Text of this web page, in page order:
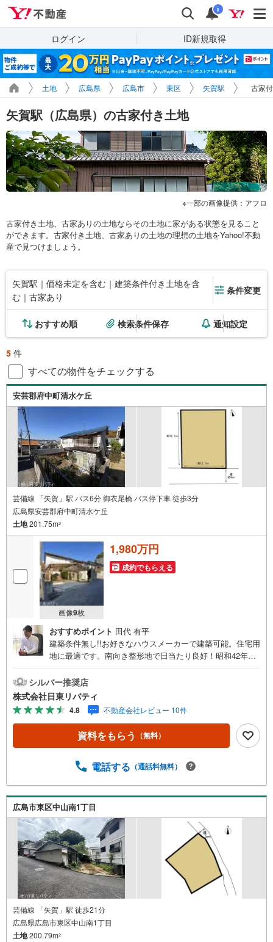
検索 通知
i
ログイン ID新規取得
土地 広島県 広島市 東区 矢賀駅 古家
矢賀駅（広島県）の古家付き土地
一部の画像提供：アフロ
古家付き土地、古家ありの土地ならその土地に家がある状態を見ること
ができます。古家付き土地、古家ありの土地の理想の土地をYahoo!不動
産で見つけましょう。
矢賀駅｜価格未定を含む｜建築条件付き土地を含
む｜古家あり
条件変更
おすすめ順 検索条件保存 通知設定
5 件
すべての物件をチェックする
安芸郡府中町清水ケ丘
芸備線 「矢賀」駅 バス6分 御衣尾橋 バス停下車 徒歩3分
広島県安芸郡府中町清水ケ丘
土地201.75m2
画像9枚
1,980万円
成約でもらえる
おすすめポイント 田代 有平
建築条件無し!!お好きなハウスメーカーで建築可能。住宅用
地に最適です。南向き整形地で日当たり良好！昭和42年築
の事ならマツダスタジアム近くの日東リバティへ!!チラシや
ネット広告に載っていない物件もご紹介できます。広島市
内はもちろん廿日市から呉・東広島まで6000物件の豊富な
情報量!!「実際に自分自身が住む家を見て納得して買いた
い」広告では分かり難い物件の長所や短所を現地でご確認
できます。お気軽にお問い合わせ下さい。TV電話やLINE等
い。「住まいを通じた出逢いを大切に」をモットーに、創
数の不動産グループへ成長することができました。「人と
人、心と心」これからもこの精神を大切に、お客様へのサ
ポートをさせて頂きます。株式会社日東リバティ〒732-081
8広島市南区段原日出2丁目2-22-2F
シルバー推奨店
株式会社日東リバティ
4.8 不動産会社レビュー 10件
資料をもらう （無料）
電話する （通話料無料）
広島市東区中山南1丁目
芸備線 「矢賀」駅 徒歩21分
広島県広島市東区中山南1丁目
土地200.79m2